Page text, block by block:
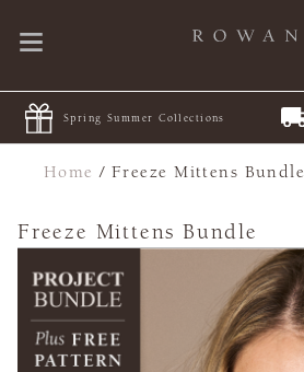
Spring Summer Collections
Home /Freeze Mittens Bundle
Freeze Mittens Bundle